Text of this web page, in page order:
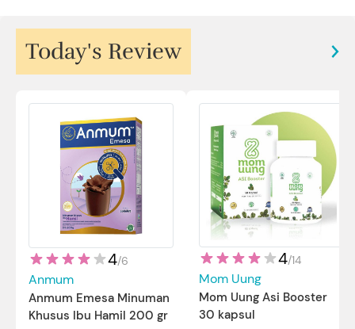
Today's Review
4/6
Anmum
Anmum Emesa Minuman
Khusus Ibu Hamil 200 gr
4/14
Mom Uung
Mom Uung Asi Booster
30 kapsul